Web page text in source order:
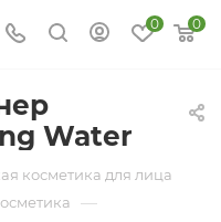
0 0
Water
косметика для лица
—